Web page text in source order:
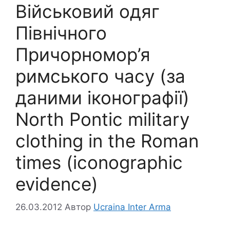
Військовий одяг
Північного
Причорномор’я
римського часу (за
даними іконографії)
North Pontic military
clothing in the Roman
times (iconographic
evidence)
26.03.2012 Автор Ucraina Inter Arma